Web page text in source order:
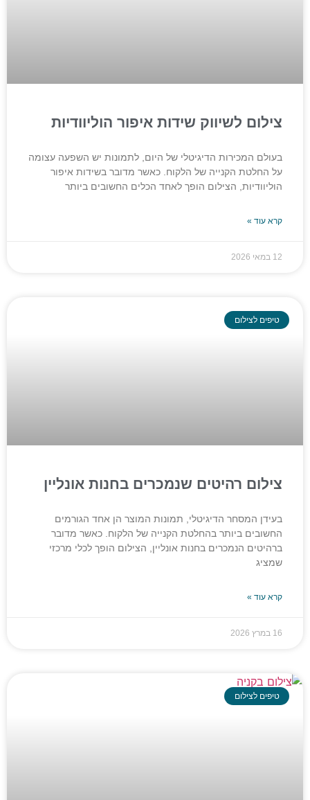
צילום לשיווק שידות איפור הוליוודיות
בעולם המכירות הדיגיטלי של היום, לתמונות יש השפעה עצומה
על החלטת הקנייה של הלקוח. כאשר מדובר בשידות איפור
הוליוודיות, הצילום הופך לאחד הכלים החשובים ביותר
קרא עוד »
12 במאי 2026
טיפים לצילום
צילום רהיטים שנמכרים בחנות אונליין
בעידן המסחר הדיגיטלי, תמונות המוצר הן אחד הגורמים
החשובים ביותר בהחלטת הקנייה של הלקוח. כאשר מדובר
ברהיטים הנמכרים בחנות אונליין, הצילום הופך לכלי מרכזי
שמציג
קרא עוד »
16 במרץ 2026
טיפים לצילום